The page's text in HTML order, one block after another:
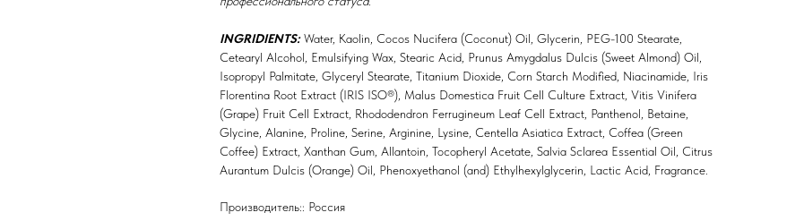
INGRIDIENTS:Water, Kaolin, Cocos Nucifera (Coconut) Oil, Glycerin, PEG-100 Stearate,
Cetearyl Alcohol, Emulsifying Wax, Stearic Acid, Prunus Amygdalus Dulcis (Sweet Almond) Oil,
Isopropyl Palmitate, Glyceryl Stearate, Titanium Dioxide, Corn Starch Modified, Niacinamide, Iris
Florentina Root Extract (IRIS ISO®), Malus Domestica Fruit Cell Culture Extract, Vitis Vinifera
(Grape) Fruit Cell Extract, Rhododendron Ferrugineum Leaf Cell Extract, Panthenol, Betaine,
Glycine, Alanine, Proline, Serine, Arginine, Lysine, Centella Asiatica Extract, Coffea (Green
Coffee) Extract, Xanthan Gum, Allantoin, Tocopheryl Acetate, Salvia Sclarea Essential Oil, Citrus
Aurantum Dulcis (Orange) Oil, Phenoxyethanol (and) Ethylhexylglycerin, Lactic Acid, Fragrance.
Производитель:: Россия